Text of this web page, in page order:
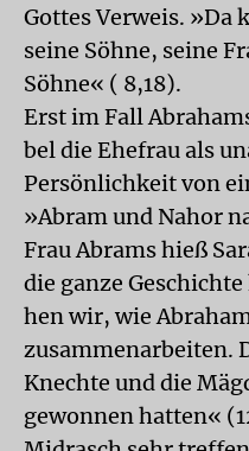
Gottes Verweis. »Da
seine Söhne, seine
Söhne« ( 8,18).
Erst im Fall
bel die Ehefrau als
Persönlichkeit von
»Abram und Nahor
Frau Abrams hieß
die ganze
hen wir, wie
zusammenarbeiten.
Knechte und die
gewonnen hatten«